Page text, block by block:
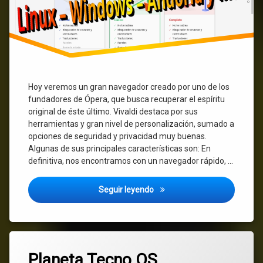
Hoy veremos un gran navegador creado por uno de los
fundadores de Ópera, que busca recuperar el espíritu
original de éste último. Vivaldi destaca por sus
herramientas y gran nivel de personalización, sumado a
opciones de seguridad y privacidad muy buenas.
Algunas de sus principales características son: En
definitiva, nos encontramos con un navegador rápido, …
Seguir leyendo Vivaldi – un navegador Web
clases
comentarios